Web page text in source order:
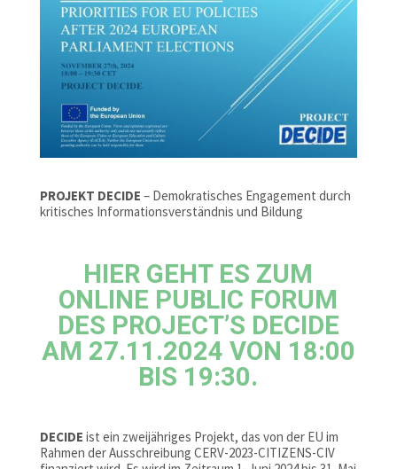
PROJEKT DECIDE – Demokratisches Engagement durch
kritisches Informationsverständnis und Bildung
HIER GEHT ES ZUM
ONLINE PUBLIC FORUM
DES PROJECT’S DECIDE
AM 27.11.2024 VON 18:00
BIS 19:30.
DECIDE ist ein zweijähriges Projekt, das von der EU im
Rahmen der Ausschreibung CERV-2023-CITIZENS-CIV